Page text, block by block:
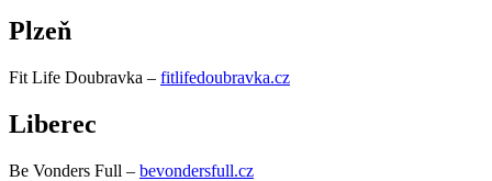
Plzeň
Fit Life Doubravka – fitlifedoubravka.cz
Liberec
Be Vonders Full – bevondersfull.cz